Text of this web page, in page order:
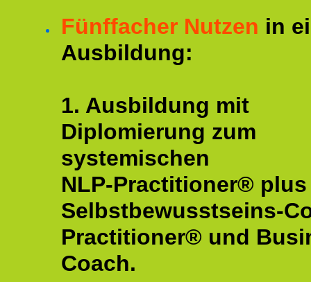
Fünffacher Nutzen in
Ausbildung:
1. Ausbildung mit
Diplomierung zum
systemischen
NLP-Practitioner® plus
Selbstbewusstseins-
Practitioner® und
Coach.